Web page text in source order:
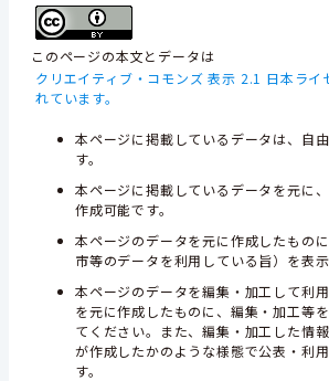
このページの本文とデータは
クリエイティブ・コモンズ 表示 2.1 日本ライ
れています。
本ページに掲載しているデータは、自
す。
本ページに掲載しているデータを元に
作成可能です。
本ページのデータを元に作成したもの
市等のデータを利用している旨）を表示
本ページのデータを編集・加工して利
を元に作成したものに、編集・加工等
てください。また、編集・加工した情
が作成したかのような様態で公表・利
す。